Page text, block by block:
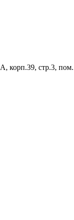
корп.39, стр.3,